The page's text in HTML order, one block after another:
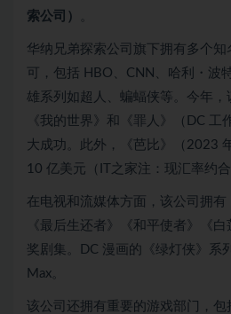
索公司）
华纳兄弟探索公司旗下拥有多个
可，包括 HBO、CNN、哈利・波
雄系列如超人、蝙蝠侠等。今年，
《我的世界》和《罪人》（DC 工
大成功。此外，《芭比》（2023
10 亿美元（IT之家注：现汇率约
在电视和流媒体方面，该公司拥
《最后生还者》《和平使者》《
奖剧集。DC 漫画的《绿灯侠》系
Max。
该公司还拥有重要的游戏部门，包